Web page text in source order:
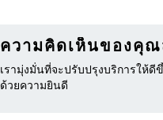
ความคิดเห็นของคุณ
เรามุ่งมั่นที่จะปรับปรุงบริการให้
ด้วยความยินดี